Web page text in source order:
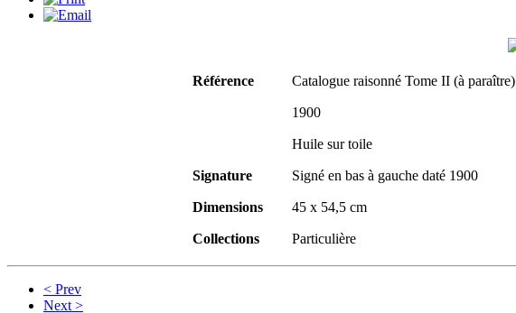
Référence Catalogue raisonné Tome II (à paraître)
1900
Huile sur toile
Signature Signé en bas à gauche daté 1900
Dimensions 45 x 54,5 cm
Collections Particulière
< Prev
Next >